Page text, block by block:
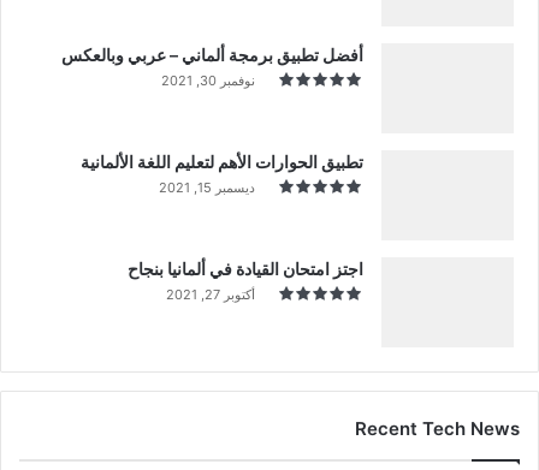
أفضل تطبيق برمجة ألماني – عربي وبالعكس
نوفمبر 30, 2021
تطبيق الحوارات الأهم لتعليم اللغة الألمانية
ديسمبر 15, 2021
اجتز امتحان القيادة في ألمانيا بنجاح
أكتوبر 27, 2021
Recent Tech News